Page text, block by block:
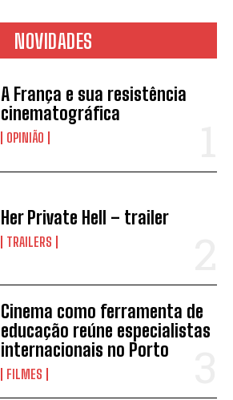
NOVIDADES
A França e sua resistência
cinematográfica
OPINIÃO
Her Private Hell – trailer
TRAILERS
Cinema como ferramenta de
educação reúne especialistas
internacionais no Porto
FILMES